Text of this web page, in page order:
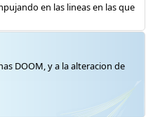
en las lineas en las que
DOOM, y a la alteracion de